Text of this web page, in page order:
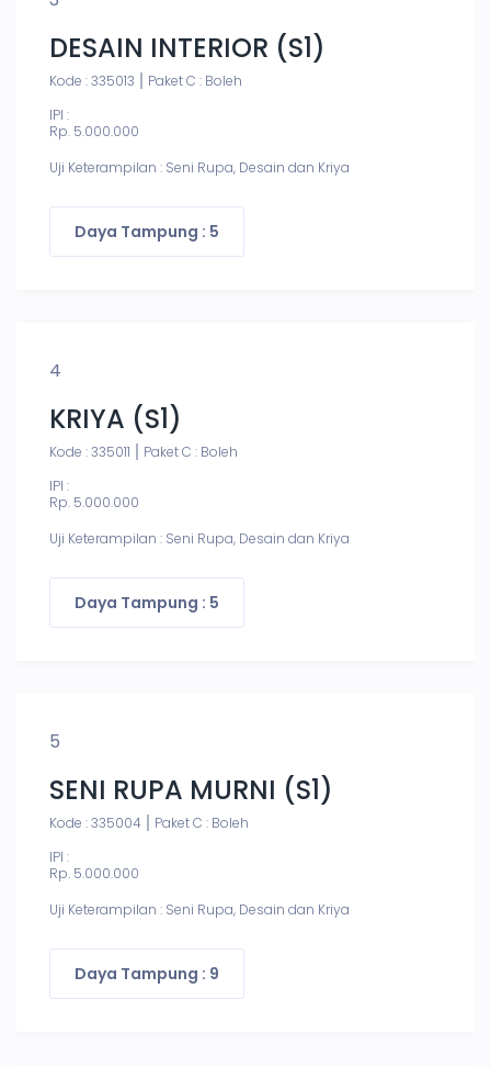
DESAIN INTERIOR (S1)
Kode : 335013
Paket C : Boleh
IPI :
Rp. 5.000.000
Uji Keterampilan : Seni Rupa, Desain dan Kriya
Daya Tampung : 5
4
KRIYA (S1)
Kode : 335011
Paket C : Boleh
IPI :
Rp. 5.000.000
Uji Keterampilan : Seni Rupa, Desain dan Kriya
Daya Tampung : 5
5
SENI RUPA MURNI (S1)
Kode : 335004
Paket C : Boleh
IPI :
Rp. 5.000.000
Uji Keterampilan : Seni Rupa, Desain dan Kriya
Daya Tampung : 9